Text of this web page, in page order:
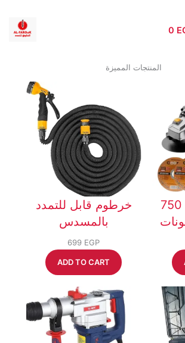
content
0
المنتجات المميزة
خرطوم قابل للتمدد
بالمسدس
699 EGP
ADD TO CART
صاروخ 5 بوصه 750